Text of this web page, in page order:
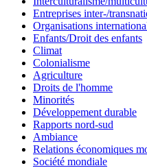
Entreprises inter-/
Organisations
Enfants/Droit des enfants
Climat
Colonialisme
Agriculture
Droits de l'homme
Minorités
Développement durable
Rapports nord-sud
Ambiance
Relations économiques
Société mondiale